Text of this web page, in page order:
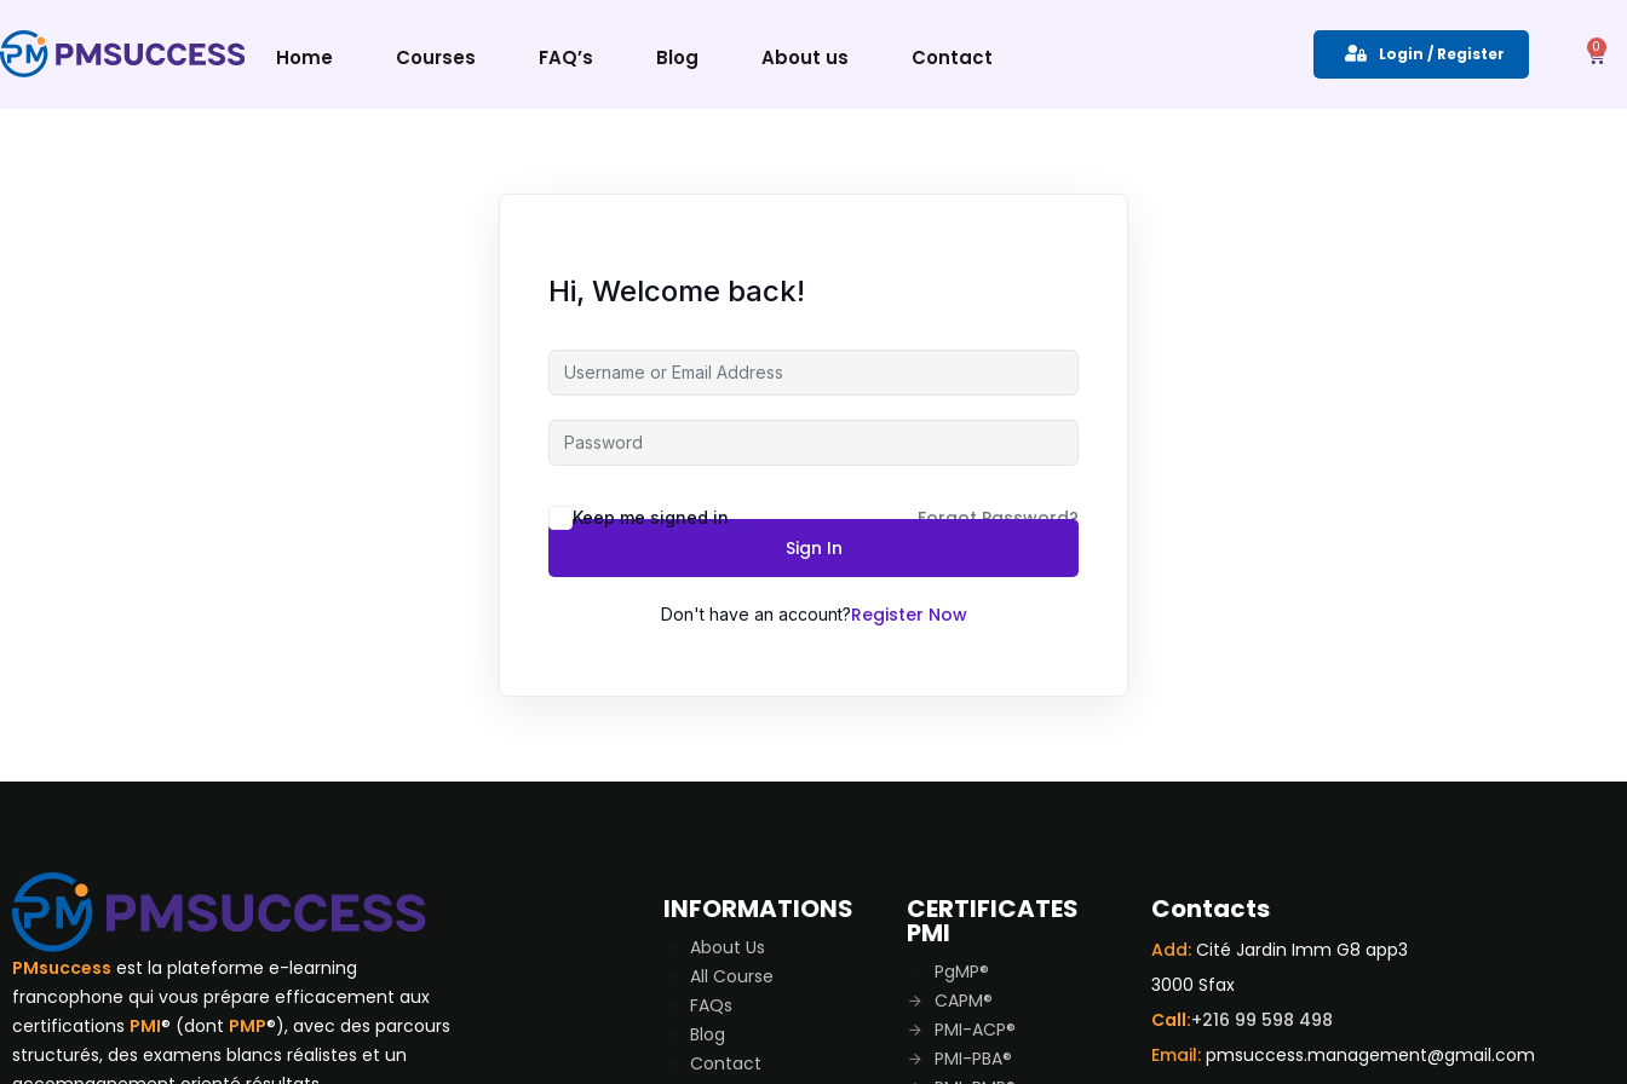
Home Courses FAQ’s Blog About us Contact Login / Register 0
Hi, Welcome back!
Keep me signed in
Forgot Password?
Sign In
Don't have an account?Register Now
PMsuccess est la plateforme e-learning
francophone qui vous prépare efficacement aux
certifications PMI® (dont PMP®), avec des parcours
structurés, des examens blancs réalistes et un
INFORMATIONS
About Us
All Course
FAQs
Blog
Contact
CERTIFICATES
PMI
PgMP®
CAPM®
PMI-ACP®
PMI-PBA®
Contacts
Add:Cité Jardin Imm G8 app3
3000 Sfax
Call:+216 99 598 498
Email: pmsuccess.management@gmail.com
Sign in
Don’t have an account?Sign up
Remember me Lost your password?